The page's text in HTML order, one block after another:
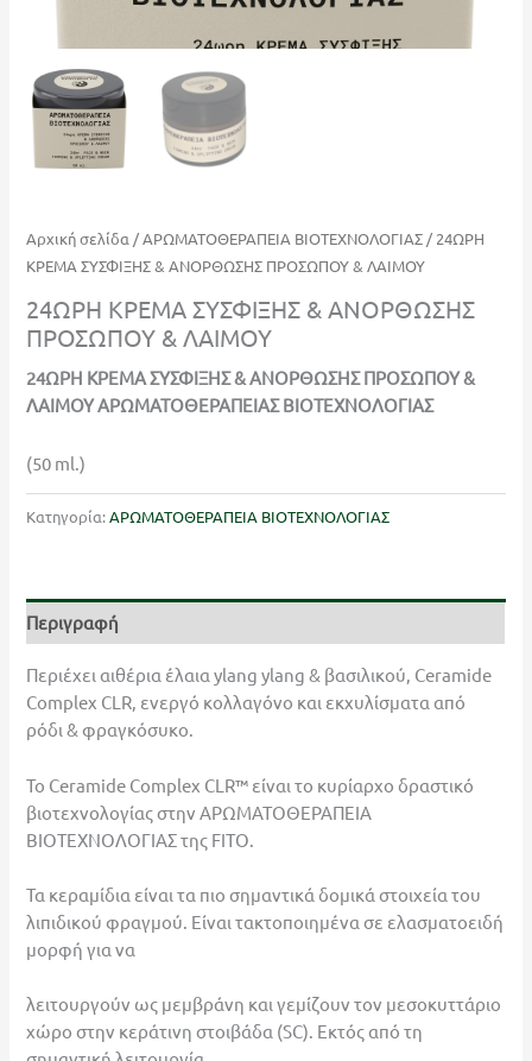
Αρχική σελίδα /ΑΡΩΜΑΤΟΘΕΡΑΠΕΙΑ ΒΙΟΤΕΧΝΟΛΟΓΙΑΣ / 24ΩΡΗ
ΚΡΕΜΑ ΣΥΣΦΙΞΗΣ & ΑΝΟΡΘΩΣΗΣ ΠΡΟΣΩΠΟΥ & ΛΑΙΜΟΥ
24ΩΡΗ ΚΡΕΜΑ ΣΥΣΦΙΞΗΣ & ΑΝΟΡΘΩΣΗΣ
ΠΡΟΣΩΠΟΥ & ΛΑΙΜΟΥ
24ΩΡΗ ΚΡΕΜΑ ΣΥΣΦΙΞΗΣ & ΑΝΟΡΘΩΣΗΣ ΠΡΟΣΩΠΟΥ &
ΛΑΙΜΟΥ ΑΡΩΜΑΤΟΘΕΡΑΠΕΙΑΣ ΒΙΟΤΕΧΝΟΛΟΓΙΑΣ
(50 ml.)
Κατηγορία:ΑΡΩΜΑΤΟΘΕΡΑΠΕΙΑ ΒΙΟΤΕΧΝΟΛΟΓΙΑΣ
Περιγραφή
Περιέχει αιθέρια έλαια ylang ylang & βασιλικού, Ceramide
Complex CLR, ενεργό κολλαγόνο και εκχυλίσματα από
ρόδι & φραγκόσυκο.
Το Ceramide Complex CLR™ είναι το κυρίαρχο δραστικό
βιοτεχνολογίας στην ΑΡΩΜΑΤΟΘΕΡΑΠΕΙΑ
ΒΙΟΤΕΧΝΟΛΟΓΙΑΣ της FITO.
Τα κεραμίδια είναι τα πιο σημαντικά δομικά στοιχεία του
λιπιδικού φραγμού. Είναι τακτοποιημένα σε ελασματοειδή
μορφή για να
λειτουργούν ως μεμβράνη και γεμίζουν τον μεσοκυττάριο
χώρο στην κεράτινη στοιβάδα (SC). Εκτός από τη